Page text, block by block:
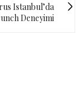
Istanbul’da
Deneyimi